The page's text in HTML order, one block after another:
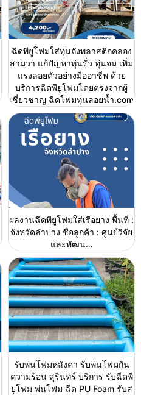
ฉีดพียูโฟมใส่ทุ่นถังพลาสติกคลอง
สามวา แก้ปัญหาทุ่นรั่ว ทุ่นจม เพิ่ม
แรงลอยตัวอย่างมืออาชีพ ด้วย
บริการฉีดพียูโฟมโดยตรงจากผู้
เชี่ยวชาญ ฉีดโฟมทุ่นลอยน้ำ.com
ผลงานฉีดพียูโฟมใส่เรือยาง พื้นที่ :
จังหวัดลำปาง ชื่อลูกค้า : ศูนย์วิจัย
และพัฒน…
รับพ่นโฟมหลังคา รับพ่นโฟมกัน
ความร้อน สุรินทร์ บริการ รับฉีดพี
ยูโฟม พ่นโฟม ฉีด PU Foam รับส